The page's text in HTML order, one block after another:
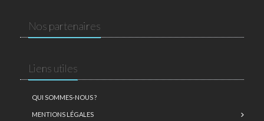
Nos partenaires
Liens utiles
QUI SOMMES-NOUS ?
MENTIONS LÉGALES